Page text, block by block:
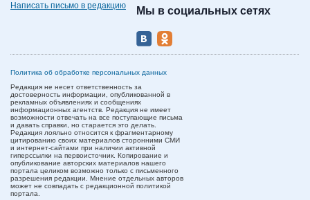
Написать письмо в редакцию
Мы в социальных сетях
Политика об обработке персональных данных
Редакция не несет ответственность за
достоверность информации, опубликованной в
рекламных объявлениях и сообщениях
информационных агентств. Редакция не имеет
возможности отвечать на все поступающие письма
и давать справки, но старается это делать.
Редакция лояльно относится к фрагментарному
цитированию своих материалов сторонними СМИ
и интернет-сайтами при наличии активной
гиперссылки на первоисточник. Копирование и
опубликование авторских материалов нашего
портала целиком возможно только с письменного
разрешения редакции. Мнение отдельных авторов
может не совпадать с редакционной политикой
портала.